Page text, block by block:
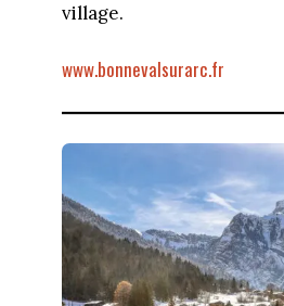
village.
www.bonnevalsurarc.fr